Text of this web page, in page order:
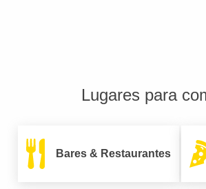
Lugares para
Bares & Restaurantes